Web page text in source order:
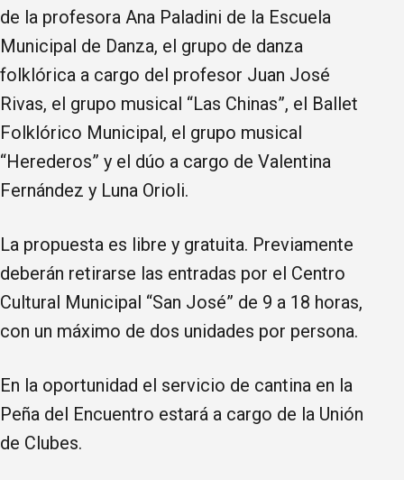
de la profesora Ana Paladini de la Escuela
Municipal de Danza, el grupo de danza
folklórica a cargo del profesor Juan José
Rivas, el grupo musical “Las Chinas”, el Ballet
Folklórico Municipal, el grupo musical
“Herederos” y el dúo a cargo de Valentina
Fernández y Luna Orioli.
La propuesta es libre y gratuita. Previamente
deberán retirarse las entradas por el Centro
Cultural Municipal “San José” de 9 a 18 horas,
con un máximo de dos unidades por persona.
En la oportunidad el servicio de cantina en la
Peña del Encuentro estará a cargo de la Unión
de Clubes.